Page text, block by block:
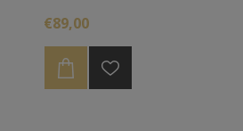
Ici, dans la version panaméenne
d'alcool.
€89,00